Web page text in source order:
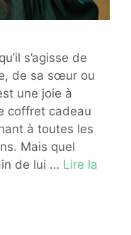
s’agisse de
de sa sœur ou
une joie à
coffret cadeau
à toutes les
Mais quel
de lui … Lire la